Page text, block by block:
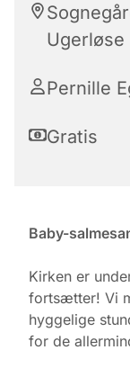
Ugerløse
Pernille
Gratis
Baby-
Kirken er
fortsætter! Vi
hyggelige
for de